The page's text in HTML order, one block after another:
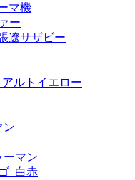
マ機
ー
遼サザビー
ルトイエロー
ン
ーマン
_白赤